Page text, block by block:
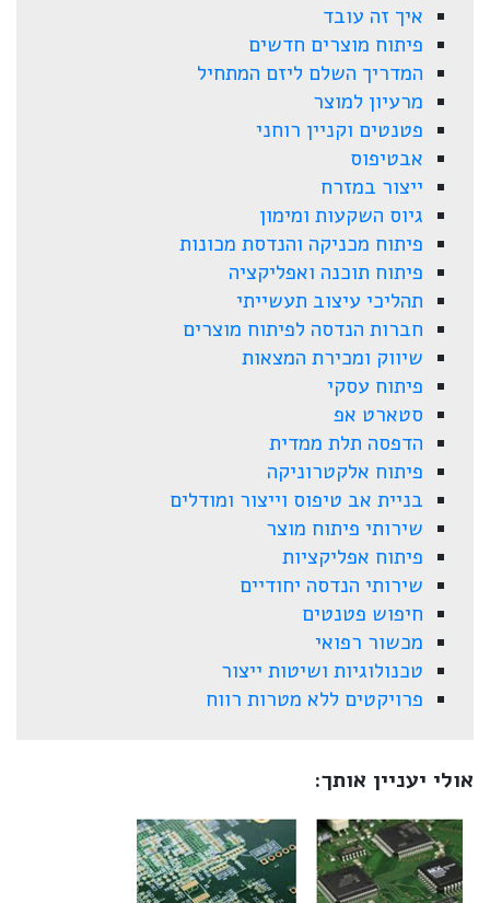
איך זה עובד
פיתוח מוצרים חדשים
המדריך השלם ליזם המתחיל
מרעיון למוצר
פטנטים וקניין רוחני
אבטיפוס
ייצור במזרח
גיוס השקעות ומימון
פיתוח מכניקה והנדסת מכונות
פיתוח תוכנה ואפליקציה
תהליכי עיצוב תעשייתי
חברות הנדסה לפיתוח מוצרים
שיווק ומכירת המצאות
פיתוח עסקי
סטארט אפ
הדפסה תלת ממדית
פיתוח אלקטרוניקה
בניית אב טיפוס וייצור ומודלים
שירותי פיתוח מוצר
פיתוח אפליקציות
שירותי הנדסה יחודיים
חיפוש פטנטים
מכשור רפואי
טכנולוגיות ושיטות ייצור
פרויקטים ללא מטרות רווח
אולי יעניין אותך: